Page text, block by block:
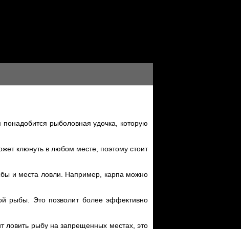
рыболовная удочка, которую
клюнуть в любом месте, поэтому стоит
и места ловли. Например, карпа можно
рыбы. Это позволит более эффективно
ловить рыбу на запрещенных местах, это